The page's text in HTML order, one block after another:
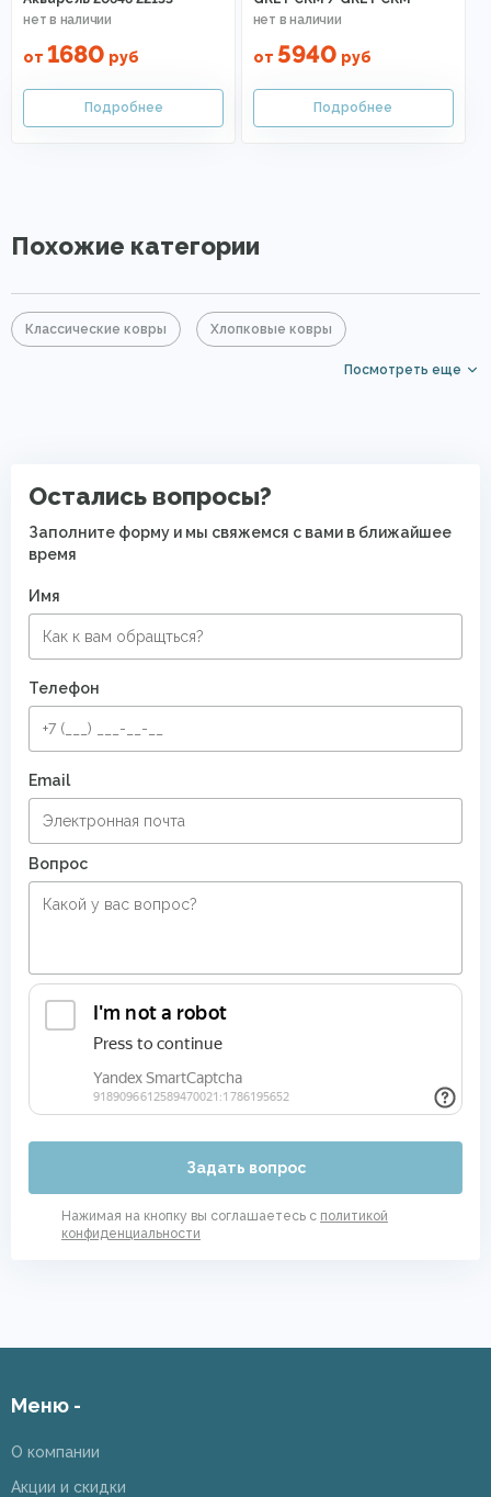
от 1680 руб от 5940 руб
Похожие категории
Классические ковры Хлопковые ковры
PP Heatset (Высокоплотные ковры)
Посмотреть еще
Остались вопросы?
Заполните форму и мы свяжемся с вами в ближайшее
время
Имя
Телефон
Email
Вопрос
Задать вопрос
Нажимая на кнопку вы соглашаетесь с политикой
конфиденциальности
Меню -
О компании
Акции и скидки